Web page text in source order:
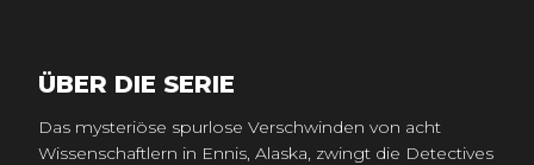
ÜBER DIE SERIE
Das mysteriöse spurlose Verschwinden von acht
Wissenschaftlern in Ennis, Alaska, zwingt die Detectives